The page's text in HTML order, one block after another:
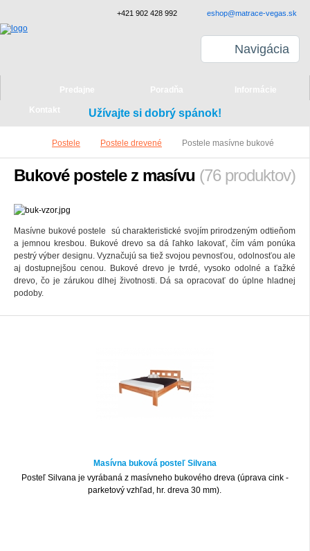
Užívajte si dobrý spánok!
Postele Postele drevené Postele masívne bukové
Bukové postele z masívu (76 produktov)
Masívne bukové postele sú charakteristické svojím prirodzeným odtieňom
a jemnou kresbou. Bukové drevo sa dá ľahko lakovať, čím vám ponúka
pestrý výber designu. Vyznačujú sa tiež svojoupevnosťou, odolnosťou ale
aj dostupnejšou cenou. Bukové drevo je tvrdé, vysoko odolné a ťažké
drevo, čo je zárukou dlhej životnosti. Dá sa opracovať do úplne hladnej
podoby.
Masívna buková posteľ Silvana
Posteľ Silvana je vyrábaná z masívneho bukového dreva (úprava cink -
parketový vzhľad, hr. dreva 30 mm).
+421 902 428 992 eshop@matrace-vegas.sk
Navigácia
Predajne Poradňa Informácie
Kontakt